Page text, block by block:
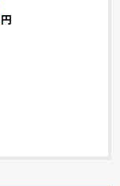
円